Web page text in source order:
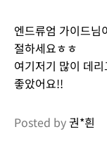
엔드류엄 가이드님
절하세요ㅎㅎ
여기저기 많이 데
좋았어요!!
Posted by권*흰